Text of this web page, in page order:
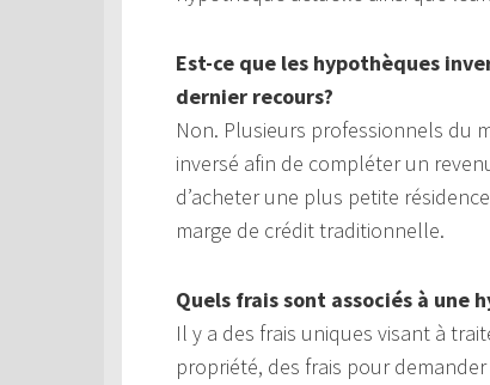
Est-ce que les hypothèques
dernier recours?
Non. Plusieurs professionnels du
inversé afin de compléter un
d’acheter une plus petite
marge de crédit traditionnelle.
Quels frais sont associés à une
Il y a des frais uniques visant à
propriété, des frais pour